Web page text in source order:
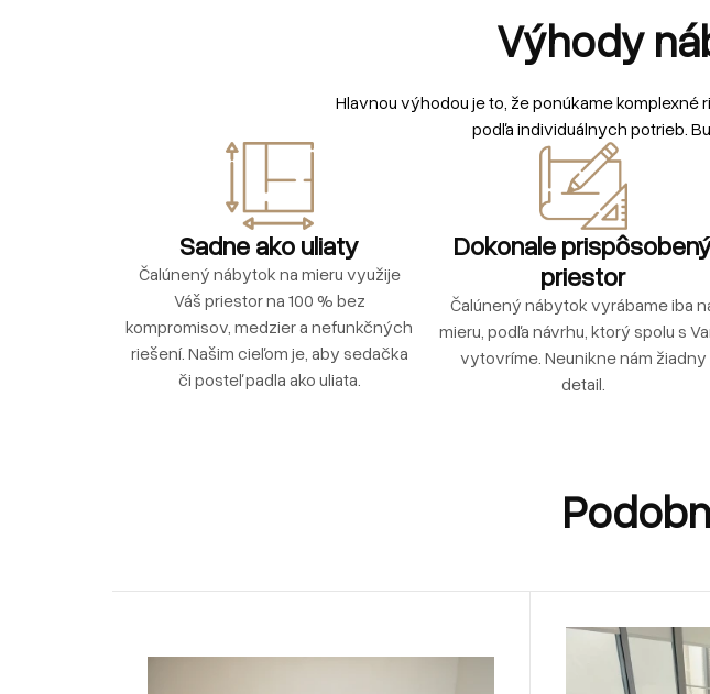
Výhody
Hlavnou výhodou je to, že ponúkame
podľa individuálnych potrieb.
Sadne ako uliaty
Čalúnený nábytok na mieru využije
Váš priestor na 100 % bez
kompromisov, medzier a nefunkčných
riešení. Našim cieľom je, aby sedačka
či posteľ padla ako uliata.
Dokonale
priestor
Čalúnený nábytok vyrábame iba
mieru, podľa návrhu, ktorý spolu s
vytovríme. Neunikne nám žiadny
detail.